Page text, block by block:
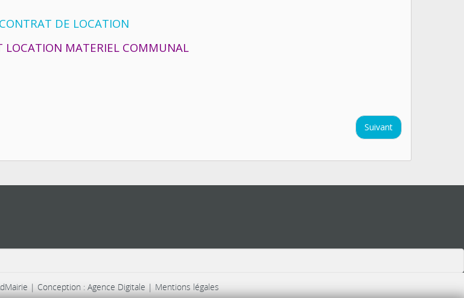
CONTRAT DE LOCATION
LOCATION MATERIEL COMMUNAL
Suivant
| Conception : Agence Digitale | Mentions légales